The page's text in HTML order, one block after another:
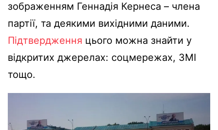
зображенням Геннадія Кернеса – члена
партії, та деякими вихідними даними.
Підтвердження цього можна знайти у
відкритих джерелах: соцмережах, ЗМІ
тощо.